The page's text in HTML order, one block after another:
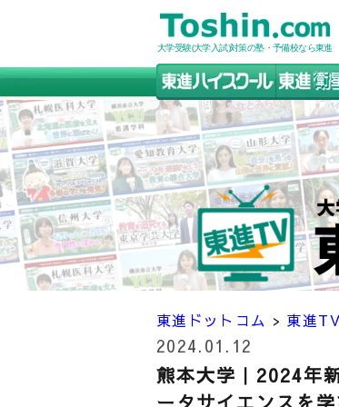
大学受験(大学入試)対策の塾・予備校なら東進
東進ドットコム > 東進TV
2024.01.12
熊本大学｜2024年